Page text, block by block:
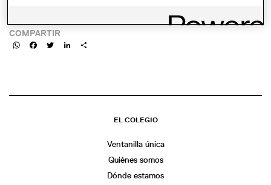
COMPARTIR
WhatsAppFacebookTwitterLinkedIn
EL COLEGIO
Ventanilla única
Quiénes somos
Dónde estamos